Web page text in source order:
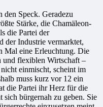
Speck. Geradezu
Stärke, die Chamäleon-
die Partei der
der Industrie vermarktet,
Mal eine Erleuchtung. Die
und flexiblen Wirtschaft –
einmischt, scheint im
muss kurz vor 12 ein
die Partei ihr Herz für die
sich bürgernah zu geben. Sie